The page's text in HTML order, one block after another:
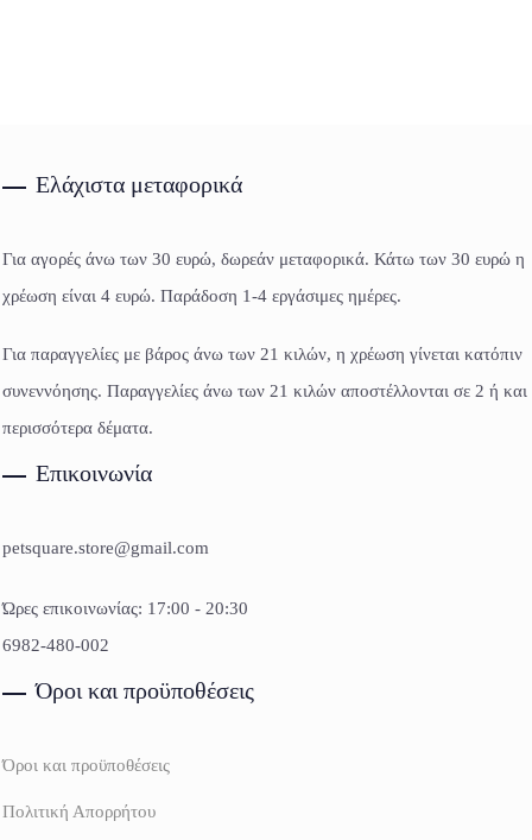
Ελάχιστα μεταφορικά
Για αγορές άνω των 30 ευρώ, δωρεάν μεταφορικά. Κάτω των 30 ευρώ η
χρέωση είναι 4 ευρώ. Παράδοση 1-4 εργάσιμες ημέρες.
Για παραγγελίες με βάρος άνω των 21 κιλών, η χρέωση γίνεται κατόπιν
συνεννόησης. Παραγγελίες άνω των 21 κιλών αποστέλλονται σε 2 ή και
περισσότερα δέματα.
Επικοινωνία
petsquare.store@gmail.com
Ώρες επικοινωνίας: 17:00 - 20:30
6982-480-002
Όροι και προϋποθέσεις
Όροι και προϋποθέσεις
Πολιτική Απορρήτου